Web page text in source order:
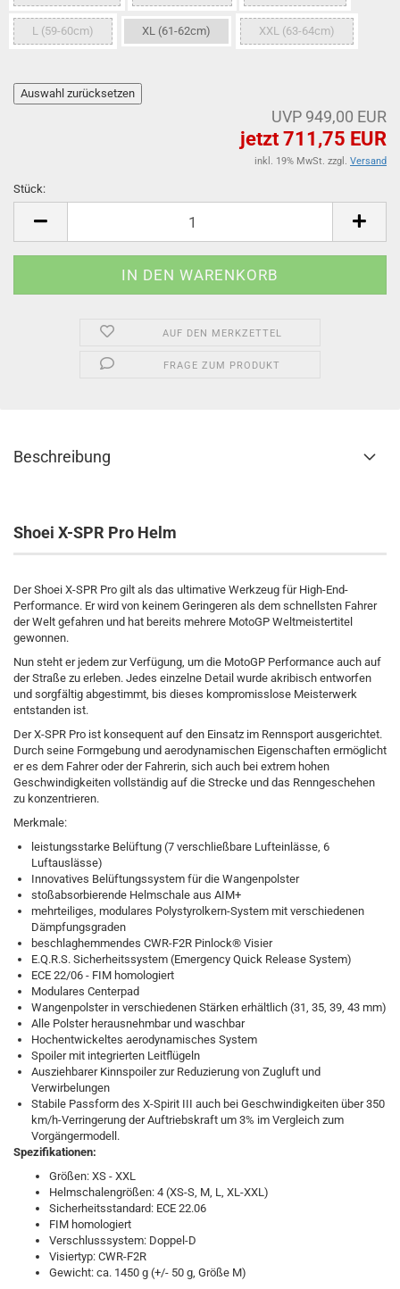
L (59-60cm) XL (61-62cm) XXL (63-64cm)
UVP 949,00 EUR
jetzt 711,75 EUR
inkl. 19% MwSt. zzgl. Versand
Stück:
AUF DEN MERKZETTEL
FRAGE ZUM PRODUKT
Beschreibung
Shoei X-SPR Pro Helm
Der Shoei X-SPR Pro gilt als das ultimative Werkzeug für High-End-
Performance. Er wird von keinem Geringeren als dem schnellsten Fahrer
der Welt gefahren und hat bereits mehrere MotoGP Weltmeistertitel
gewonnen.
Nun steht er jedem zur Verfügung, um die MotoGP Performance auch auf
der Straße zu erleben. Jedes einzelne Detail wurde akribisch entworfen
und sorgfältig abgestimmt, bis dieses kompromisslose Meisterwerk
entstanden ist.
Der X-SPR Pro ist konsequent auf den Einsatz im Rennsport ausgerichtet.
Durch seine Formgebung und aerodynamischen Eigenschaften ermöglicht
er es dem Fahrer oder der Fahrerin, sich auch bei extrem hohen
Geschwindigkeiten vollständig auf die Strecke und das Renngeschehen
zu konzentrieren.
Merkmale:
leistungsstarke Belüftung (7 verschließbare Lufteinlässe, 6
Luftauslässe)
Innovatives Belüftungssystem für die Wangenpolster
stoßabsorbierende Helmschale aus AIM+
mehrteiliges, modulares Polystyrolkern-System mit verschiedenen
Dämpfungsgraden
beschlaghemmendes CWR-F2R Pinlock® Visier
E.Q.R.S. Sicherheitssystem (Emergency Quick Release System)
ECE 22/06 - FIM homologiert
Modulares Centerpad
Wangenpolster in verschiedenen Stärken erhältlich (31, 35, 39, 43 mm)
Alle Polster herausnehmbar und waschbar
Hochentwickeltes aerodynamisches System
Spoiler mit integrierten Leitflügeln
Ausziehbarer Kinnspoiler zur Reduzierung von Zugluft und
Verwirbelungen
Stabile Passform des X-Spirit III auch bei Geschwindigkeiten über 350
km/h-Verringerung der Auftriebskraft um 3% im Vergleich zum
Vorgängermodell.
Spezifikationen:
Größen: XS - XXL
Helmschalengrößen: 4 (XS-S, M, L, XL-XXL)
Sicherheitsstandard: ECE 22.06
FIM homologiert
Verschlusssystem: Doppel-D
Visiertyp: CWR-F2R
Gewicht: ca. 1450 g (+/- 50 g, Größe M)